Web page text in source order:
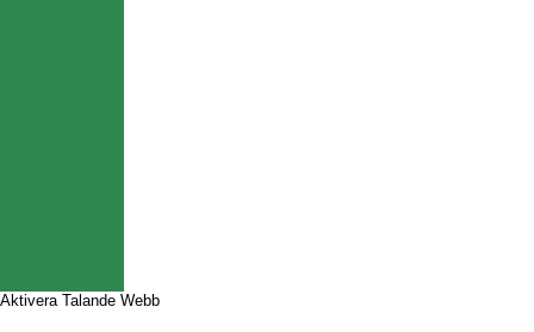
Aktivera Talande Webb